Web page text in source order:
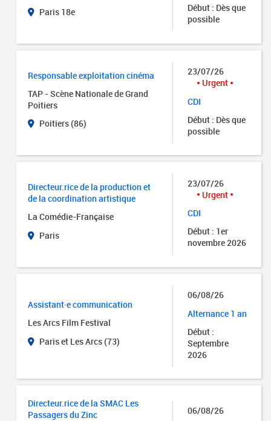
Paris 18e
Début : Dès que
possible
Responsable exploitation cinéma
TAP - Scène Nationale de Grand
Poitiers
Poitiers (86)
23/07/26
Urgent
CDI
Début : Dès que
possible
Directeur.rice de la production et
de la coordination artistique
La Comédie-Française
Paris
23/07/26
Urgent
CDI
Début : 1er
novembre 2026
Assistant·e communication
Les Arcs Film Festival
Paris et Les Arcs (73)
06/08/26
Alternance 1 an
Début :
Septembre
2026
Directeur.rice de la SMAC Les
Passagers du Zinc
06/08/26